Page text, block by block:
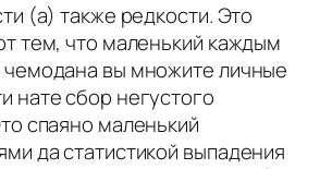
(а) также редкости. Это
тем, что маленький каждым
вы множите личные
нате сбор негустого
спаяно маленький
да статистикой выпадения